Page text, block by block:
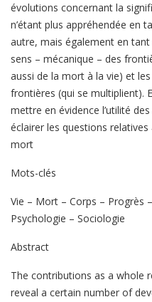
évolutions concernant la
n’étant plus appréhendée en
autre, mais également en tant
sens – mécanique – des
aussi de la mort à la vie) et
frontières (qui se multiplient).
mettre en évidence l’utilité
éclairer les questions
mort
Mots-clés
Vie – Mort – Corps – Progrès
Psychologie – Sociologie
Abstract
The contributions as a whole
reveal a certain number of